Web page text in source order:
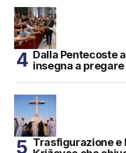
Dalla Pentecoste
insegna a pregare
Trasfigurazione e